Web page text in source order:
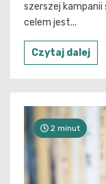
szerszej kampanii
celem jest...
Czytaj dalej
2 minut